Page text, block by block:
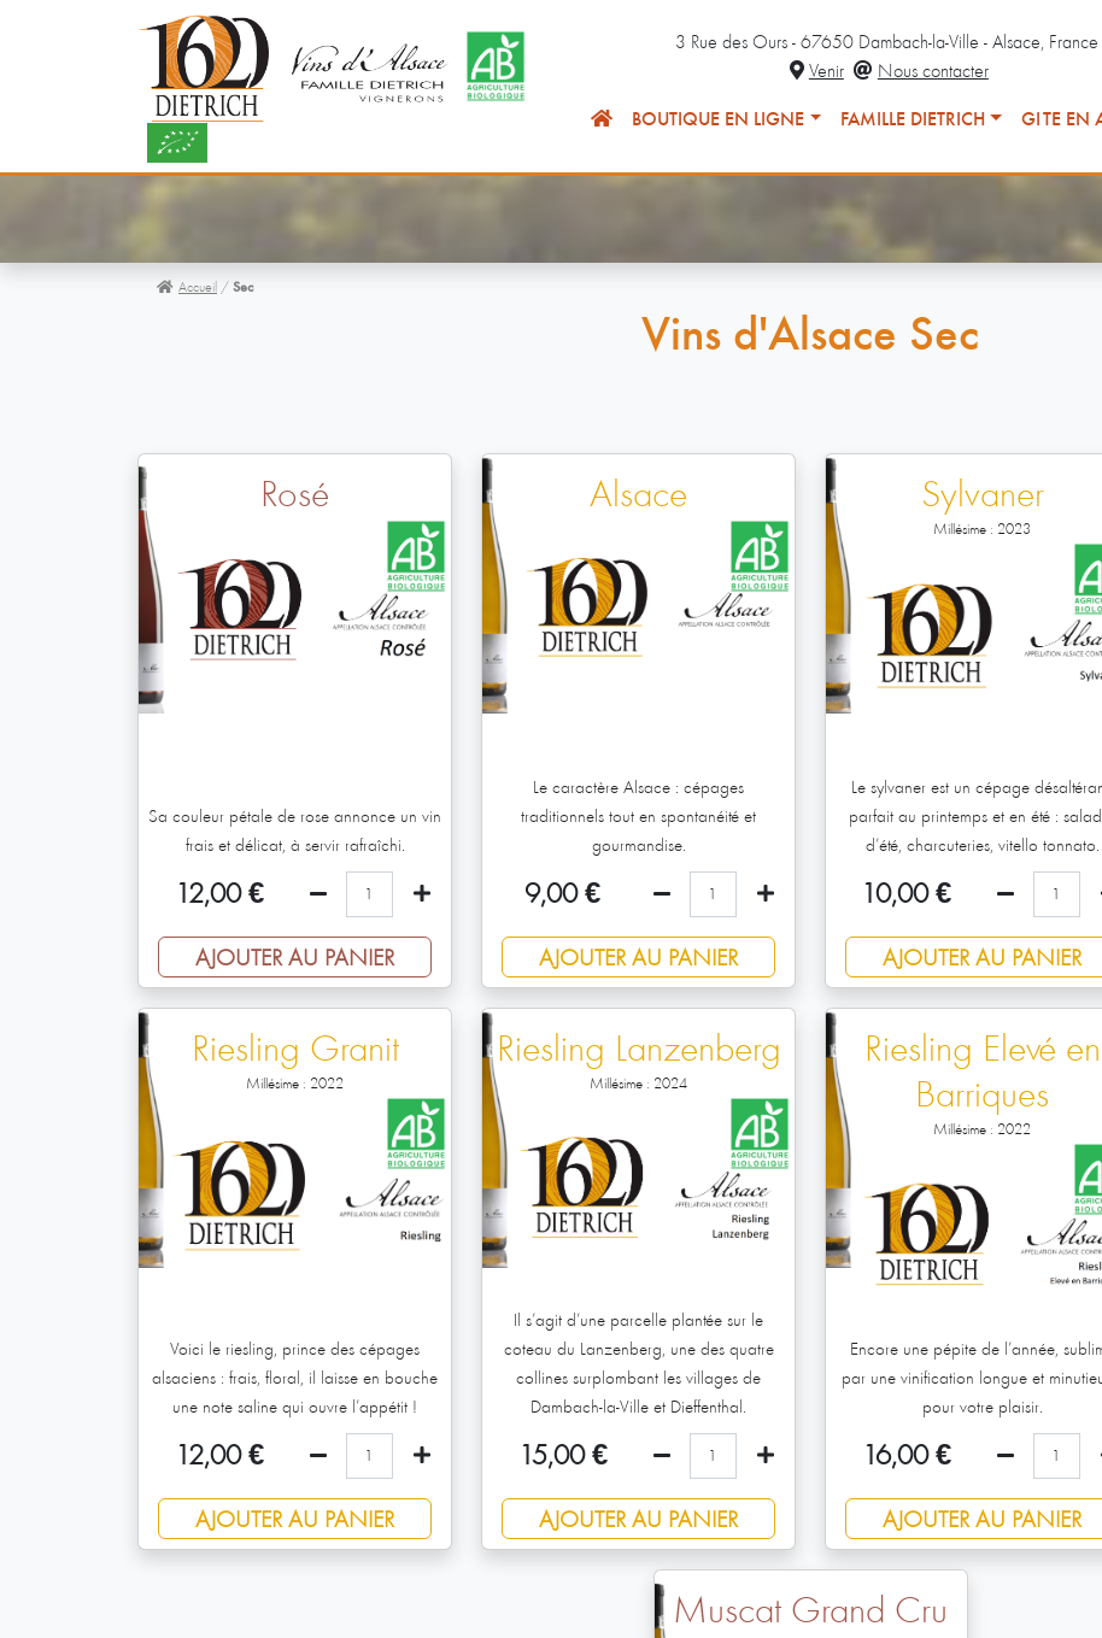
3 Rue des Ours - 67650 Dambach-la-Ville - Alsace, France
Venir
Nous contacter
BOUTIQUE EN LIGNE FAMILLE DIETRICH GÎTE EN
Accueil / Sec
Vins d'Alsace Sec
Rosé
Sa couleur pétale de rose annonce un vin
frais et délicat, à servir rafraîchi.
12,00 €
AJOUTER AU PANIER
Alsace
Le caractère Alsace : cépages
traditionnels tout en spontanéité et
gourmandise.
9,00€
AJOUTER AU PANIER
Sylvaner
Millésime : 2023
Le sylvaner est un cépage
parfait au printemps et en été :
d’été, charcuteries, vitello tonnato.
10,00€
AJOUTER AU PANIER
Riesling Granit
Millésime : 2022
Voici le riesling, prince des cépages
alsaciens : frais, floral, il laisse en bouche
une note saline qui ouvre l’appétit !
12,00 €
AJOUTER AU PANIER
Riesling Lanzenberg
Millésime : 2024
Il s’agit d’une parcelle plantée sur le
coteau du Lanzenberg, une des quatre
collines surplombant les villages de
Dambach-la-Ville et Dieffenthal.
15,00 €
AJOUTER AU PANIER
Riesling Elevé en
Barriques
Millésime : 2022
Encore une pépite de l’année,
par une vinification longue et
pour votre plaisir.
16,00 €
AJOUTER AU PANIER
Muscat Grand Cru